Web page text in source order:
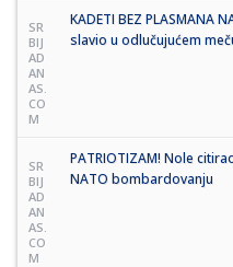
SR
BIJ
AD
AN
AS.
CO
M
KADETI BEZ PLASMANA
slavio u odlučujućem
SR
BIJ
AD
AN
AS.
CO
M
PATRIOTIZAM! Nole
NATO bombardovanju